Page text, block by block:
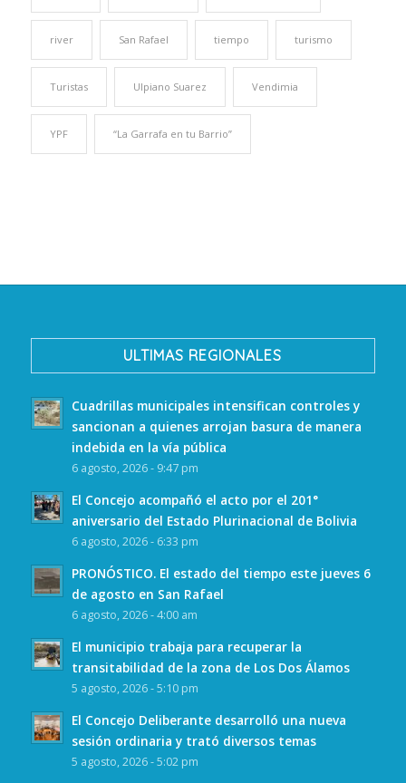
river San Rafael tiempo turismo
Turistas Ulpiano Suarez Vendimia
YPF “La Garrafa en tu Barrio”
ULTIMAS REGIONALES
Cuadrillas municipales intensifican controles y
sancionan a quienes arrojan basura de manera
indebida en la vía pública
6 agosto, 2026 - 9:47 pm
El Concejo acompañó el acto por el 201°
aniversario del Estado Plurinacional de Bolivia
6 agosto, 2026 - 6:33 pm
PRONÓSTICO. El estado del tiempo este jueves 6
de agosto en San Rafael
6 agosto, 2026 - 4:00 am
El municipio trabaja para recuperar la
transitabilidad de la zona de Los Dos Álamos
5 agosto, 2026 - 5:10 pm
El Concejo Deliberante desarrolló una nueva
sesión ordinaria y trató diversos temas
5 agosto, 2026 - 5:02 pm